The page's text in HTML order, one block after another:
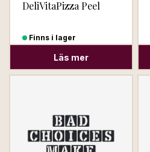
DeliVitaPizza Peel
Finns i lager
Läs mer